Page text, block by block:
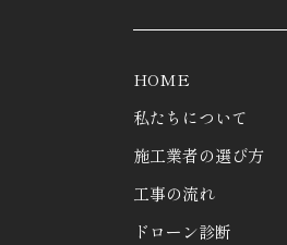
HOME
私たちについて
施工業者の選び方
工事の流れ
ドローン診断